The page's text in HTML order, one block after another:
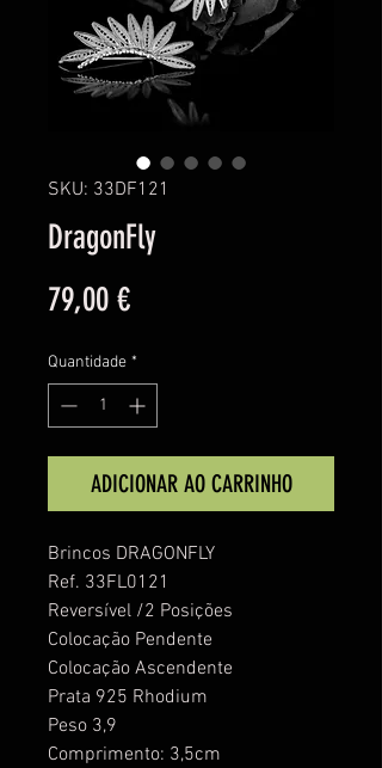
SKU: 33DF121
DragonFly
79,00 €Preço
Quantidade *
ADICIONAR AO CARRINHO
Brincos DRAGONFLY
Ref. 33FL0121
Reversível /2 Posições
Colocação Pendente
Colocação Ascendente
Prata 925 Rhodium
Peso 3,9
Comprimento: 3,5cm